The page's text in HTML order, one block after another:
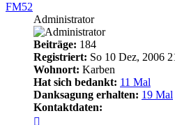
FM52
Administrator
Beiträge: 184
Registriert: So 10 Dez, 2006
Wohnort: Karben
Hat sich bedankt: 11 Mal
Danksagung erhalten: 19 Mal
Kontaktdaten: